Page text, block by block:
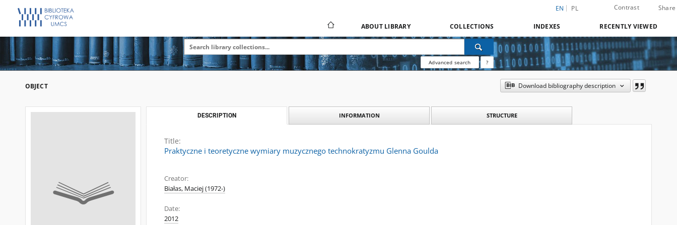
EN PL Contrast Share
ABOUT LIBRARY COLLECTIONS INDEXES RECENTLY VIEWED
Advanced search ?
OBJECT Download bibliography description
DESCRIPTION INFORMATION STRUCTURE
Title:
Praktyczne i teoretyczne wymiary muzycznego technokratyzmu Glenna Goulda
Creator:
Białas, Maciej (1972-)
Date:
2012